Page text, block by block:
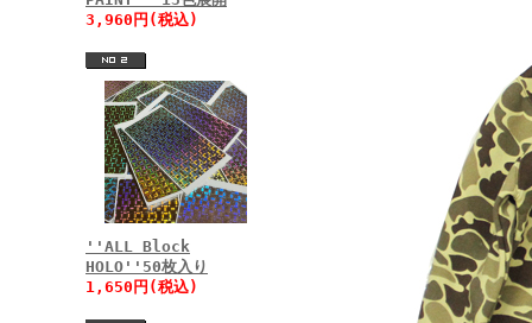
3,960円(税込)
''ALL Block
HOLO''50枚入り
1,650円(税込)